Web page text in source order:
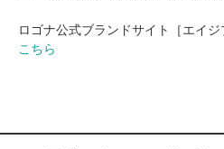
ロゴナ公式ブランドサイト［エイ
こちら